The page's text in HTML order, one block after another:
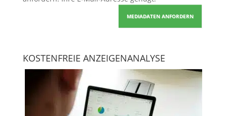
MEDIADATEN ANFORDERN
KOSTENFREIE ANZEIGENANALYSE